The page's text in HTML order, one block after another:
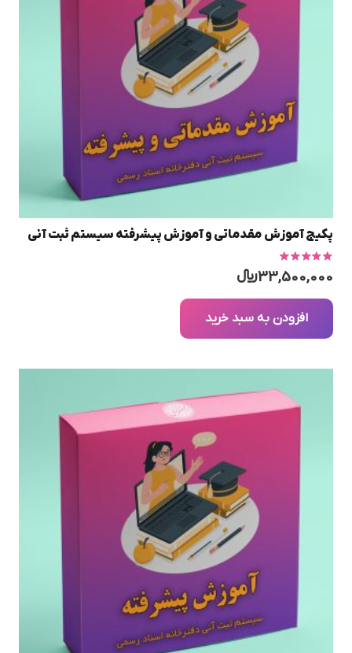
پکیج آموزش مقدماتی و آموزش پیشرفته سیستم ثبت آنی
5.00از 5
33,500,000﷼
افزودن به سبد خرید